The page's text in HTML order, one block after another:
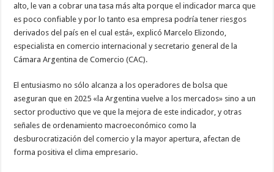
alto, le van a cobrar una tasa más alta porque el indicador marca que
es poco confiable y por lo tanto esa empresa podría tener riesgos
derivados del país en el cual está», explicó Marcelo Elizondo,
especialista en comercio internacional y secretario general de la
Cámara Argentina de Comercio (CAC).
El entusiasmo no sólo alcanza a los operadores de bolsa que
aseguran que en 2025 «la Argentina vuelve a los mercados» sino a un
sector productivo que ve que la mejora de este indicador, y otras
señales de ordenamiento macroeconómico como la
desburocratización del comercio y la mayor apertura, afectan de
forma positiva el clima empresario.